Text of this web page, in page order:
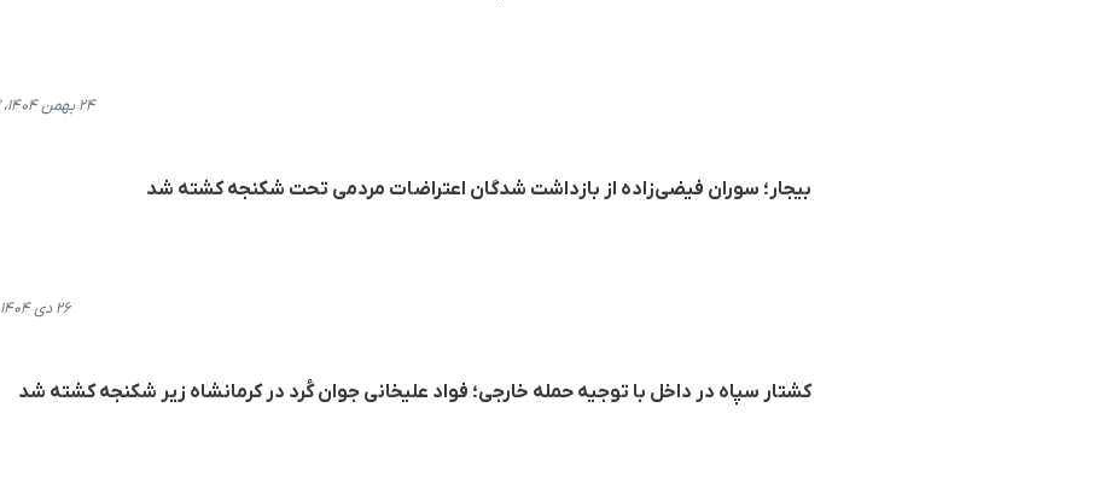
۲۴ بهمن ۱۴۰۴، ۰۰:۲۷
بیجار؛ سوران فیضی‌زاده از بازداشت شدگان اعتراضات مردمی تحت شکنجه کشته شد
۲۶ دی ۱۴۰۴، ۱۲:۱۷
کشتار سپاه در داخل با توجیه حمله خارجی؛ فواد علیخانی جوان کُرد در کرمانشاه زیر شکنجه کشته شد